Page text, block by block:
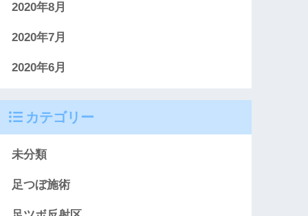
2020年8月
2020年7月
2020年6月
カテゴリー
未分類
足つぼ施術